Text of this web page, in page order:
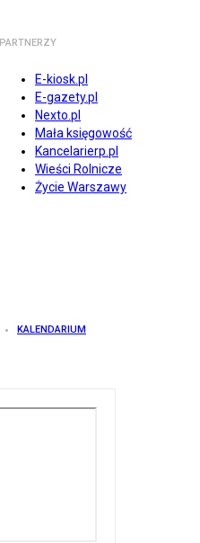
PARTNERZY
E-kiosk.pl
E-gazety.pl
Nexto.pl
Mała księgowość
Kancelarierp.pl
Wieści Rolnicze
Życie Warszawy
KALENDARIUM